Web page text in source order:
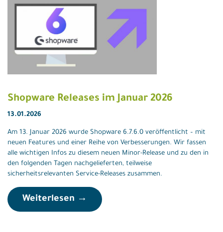
Shopware Releases im Januar 2026
13.01.2026
Am 13. Januar 2026 wurde Shopware 6.7.6.0 veröffentlicht – mit
neuen Features und einer Reihe von Verbesserungen. Wir fassen
alle wichtigen Infos zu diesem neuen Minor-Release und zu den in
den folgenden Tagen nachgelieferten, teilweise
sicherheitsrelevanten Service-Releases zusammen.
Weiterlesen →